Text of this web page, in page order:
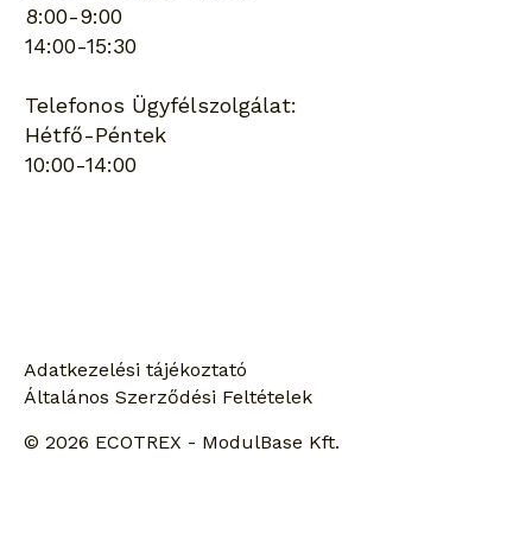
8:00-9:00
14:00-15:30
Telefonos Ügyfélszolgálat:
Hétfő-Péntek
10:00-14:00
Adatkezelési tájékoztató
Általános Szerződési Feltételek
© 2026 ECOTREX - ModulBase Kft.